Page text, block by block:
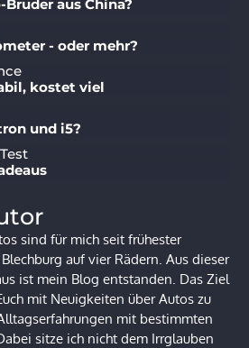
aus China?
- oder mehr?
kostet viel
und i5?
sind für mich seit frühester
auf vier Rädern. Aus dieser
ist mein Blog entstanden. Das Ziel
mit Neuigkeiten über Autos zu
mit bestimmten
sitze ich nicht dem Irrglauben